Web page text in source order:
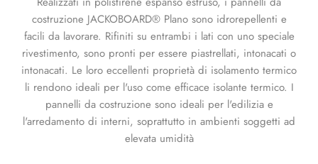
costruzione JACKOBOARD® Plano sono idrorepellenti e
facili da lavorare. Rifiniti su entrambi i lati con uno speciale
rivestimento, sono pronti per essere piastrellati, intonacati o
intonacati. Le loro eccellenti proprietà di isolamento termico
li rendono ideali per l'uso come efficace isolante termico. I
pannelli da costruzione sono ideali per l'edilizia e
l'arredamento di interni, soprattutto in ambienti soggetti ad
elevata umidità